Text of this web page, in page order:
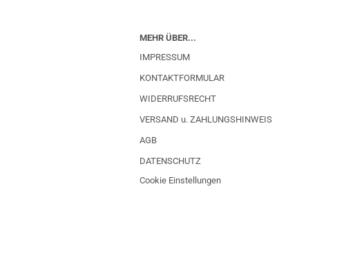
MEHR ÜBER...
IMPRESSUM
KONTAKTFORMULAR
WIDERRUFSRECHT
VERSAND u. ZAHLUNGSHINWEIS
AGB
DATENSCHUTZ
Cookie Einstellungen